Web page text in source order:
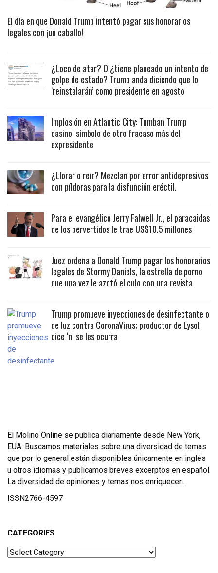
El día en que Donald Trump intentó pagar sus honorarios
legales con ¡un caballo!
¿Loco de atar? O ¿tiene planeado un intento de
golpe de estado? Trump anda diciendo que lo
‘reinstalarán’ como presidente en agosto
Implosión en Atlantic City: Tumban Trump
casino, símbolo de otro fracaso más del
expresidente
¿Llorar o reír? Mezclan por error antidepresivos
con píldoras para la disfunción eréctil.
Para el evangélico Jerry Falwell Jr., el paracaidas
de los pervertidos le trae US$10.5 millones
Juez ordena a Donald Trump pagar los honorarios
legales de Stormy Daniels, la estrella de porno
que una vez le azotó el culo con una revista
Trump promueve inyecciones de desinfectante o
de luz contra CoronaVirus; productor de Lysol
dice ‘ni se les ocurra
El Molino Online se publica diariamente desde New York,
EUA. Buscamos materiales sobre una diversidad de temas
que por lo general están disponibles únicamente en inglés
u otros idiomas y publicamos breves excerptos en español.
La diversidad de opiniones y temas nos enriquecen.
ISSN2766-4597
CATEGORIES
Categories